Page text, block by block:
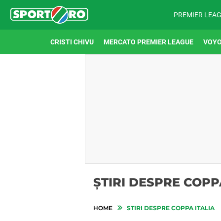
PREMIER
CRISTI CHIVU MERCATO PREMIER LEAGUE
ȘTIRI DESPRE
HOME STIRI DESPRE COPPA ITALIA